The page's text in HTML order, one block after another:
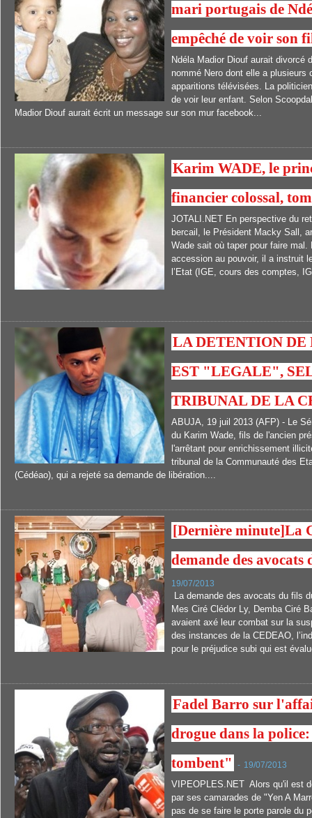
mari portugais de
empêché de voir son
Ndéla Madior Diouf aurait divorcé
nommé Nero dont elle a plusieurs
apparitions télévisées. La
de voir leur enfant. Selon
Madior Diouf aurait écrit un message sur son mur facebook...
Karim WADE, le
financier colossal,
JOTALI.NET En perspective du
bercail, le Président Macky Sall,
Wade sait où taper pour faire
accession au pouvoir, il a instruit
l’Etat (IGE, cours des comptes,
LA DETENTION
EST "LEGALE",
TRIBUNAL DE LA
ABUJA, 19 juil 2013 (AFP) - Le
du Karim Wade, fils de l'ancien
l'arrêtant pour enrichissement
tribunal de la Communauté des
(Cédéao), qui a rejeté sa demande de libération....
[Dernière minute]La
demande des
19/07/2013
La demande des avocats du fils
Mes Ciré Clédor Ly, Demba Ciré
avaient axé leur combat sur la
des instances de la CEDEAO,
pour le préjudice subi qui est
Fadel Barro sur
drogue dans la
tombent"
- 19/07/2013
VIPEOPLES.NET Alors qu'il est
par ses camarades de "Yen A
pas de se faire le porte parole du